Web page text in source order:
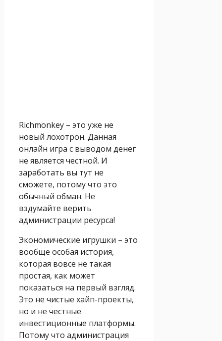
Richmonkey – это уже не
новый лохотрон. Данная
онлайн игра с выводом денег
не является честной. И
заработать вы тут не
сможете, потому что это
обычный обман. Не
вздумайте верить
администрации ресурса!
Экономические игрушки – это
вообще особая история,
которая вовсе не такая
простая, как может
показаться на первый взгляд.
Это не чистые хайп-проекты,
но и не честные
инвестиционные платформы.
Потому что администрация